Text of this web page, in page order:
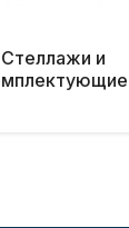
Стеллажи и